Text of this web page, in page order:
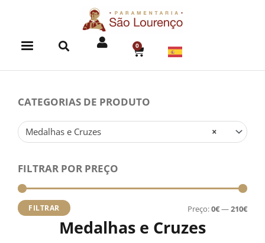
0
CART
CATEGORIAS DE PRODUTO
×
Medalhas e Cruzes
FILTRAR POR PREÇO
FILTRAR Preço:0€—210€
Medalhas e Cruzes